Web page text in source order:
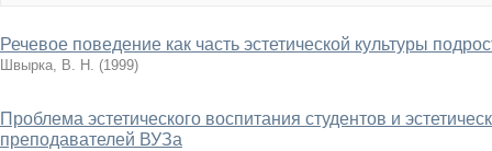
Речевое поведение как часть эстетической культуры
Швырка, В. Н. (1999)
Проблема эстетического воспитания студентов и
преподавателей ВУЗа